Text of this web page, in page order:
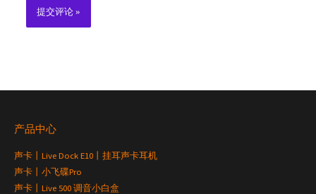
产品中心
声卡丨Live Dock E10丨挂耳声卡耳机
声卡丨小飞碟Pro
声卡丨Live 500 调音小白盒